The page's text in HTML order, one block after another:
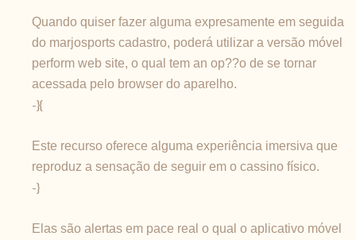
Quando quiser fazer alguma expresamente em seguida
do marjosports cadastro, poderá utilizar a versão móvel
perform web site, o qual tem an op??o de se tornar
acessada pelo browser do aparelho.
-}{
Este recurso oferece alguma experiência imersiva que
reproduz a sensação de seguir em o cassino físico.
-}
Elas são alertas em pace real o qual o aplicativo móvel